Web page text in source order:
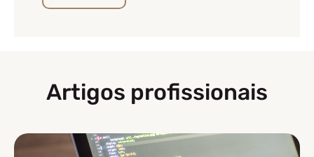
Artigos profissionais